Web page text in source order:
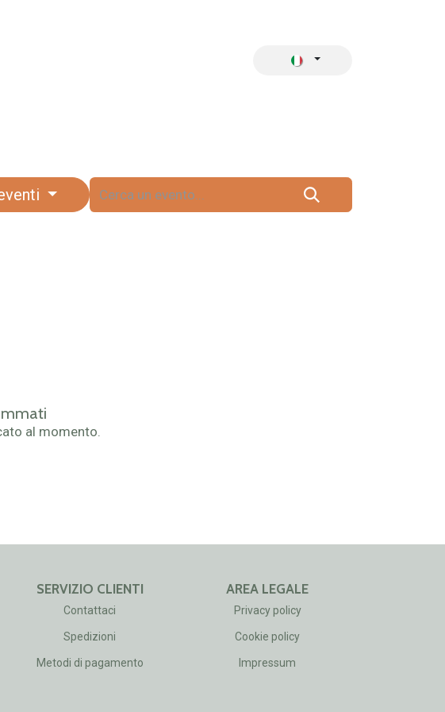
al momento.
SERVIZIO CLIENTI
Contattaci
Spedizioni
Metodi di pagamento
AREA LEGALE
Privacy policy
Cookie policy
Impressum